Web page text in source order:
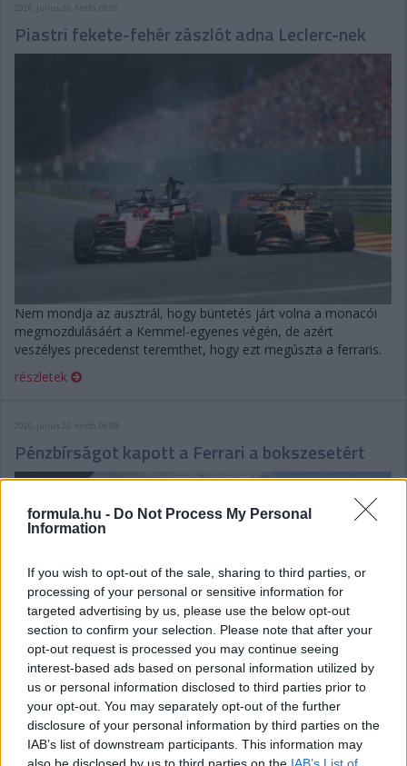
formula.hu - Do Not Process My Personal
Information
If you wish to opt-out of the sale, sharing to third parties, or
processing of your personal or sensitive information for
targeted advertising by us, please use the below opt-out
section to confirm your selection. Please note that after your
opt-out request is processed you may continue seeing
interest-based ads based on personal information utilized by
us or personal information disclosed to third parties prior to
your opt-out. You may separately opt-out of the further
disclosure of your personal information by third parties on the
IAB’s list of downstream participants. This information may
2026. július 20. hétfő, 08:06
Piastri fekete-fehér zászlót adna Leclerc-nek
Nem mondja az ausztrál, hogy büntetés járt volna a monacói
megmozdulásáért a Kemmel-egyenes végén, de azért
veszélyes precedenst teremthet, hogy ezt megúszta a ferraris.
részletek
2026. július 20. hétfő, 06:08
Pénzbírságot kapott a Ferrari a bokszesetért
30 ezer eurós pénzbüntetést kapott a Scuderia a nem
biztonságos kiengedésért az F1-es Belga Nagydíjon: a csapat